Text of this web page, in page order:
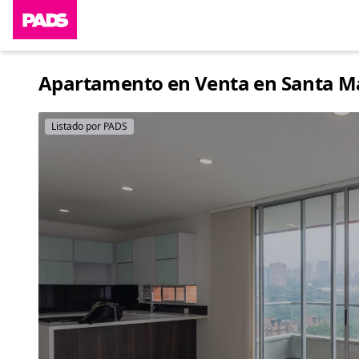
Apartamento en Venta en Santa
Listado por PADS